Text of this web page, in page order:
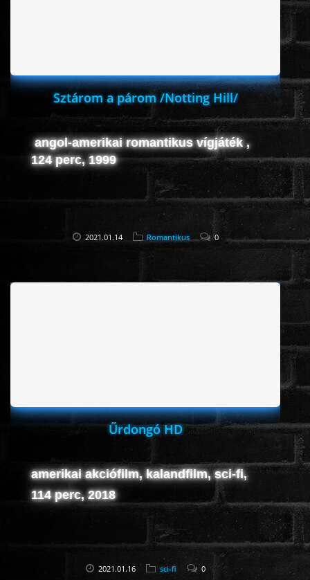
Sztárom a párom /Notting Hill/
angol-amerikai romantikus vígjáték ,
124 perc, 1999
2021.01.14 Romantikus 0
Űrdongó HD
amerikai akciófilm, kalandfilm, sci-fi,
114 perc, 2018
2021.01.16 sci-fi 0